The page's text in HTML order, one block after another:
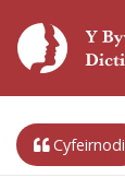
Cyfeirnodi